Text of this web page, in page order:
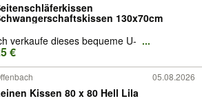
130x70cm
verkaufe dieses bequeme U- ...
€
05.08.2026
Kissen 80 x 80 Hell Lila